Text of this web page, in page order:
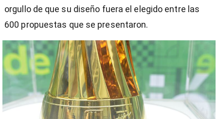
orgullo de que su diseño fuera el elegido entre las
600 propuestas que se presentaron.